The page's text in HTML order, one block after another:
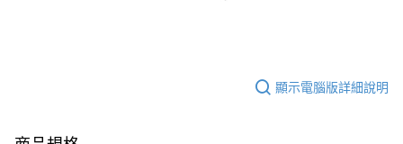
顯示電腦版詳細說明